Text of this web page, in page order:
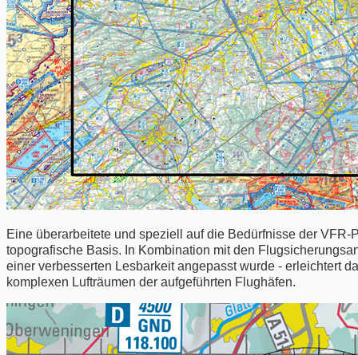
Eine überarbeitete und speziell auf die Bedürfnisse der
topografische Basis. In Kombination mit den
einer verbesserten Lesbarkeit angepasst wurde - erleichtert
komplexen Lufträumen der aufgeführten Flughäfen.